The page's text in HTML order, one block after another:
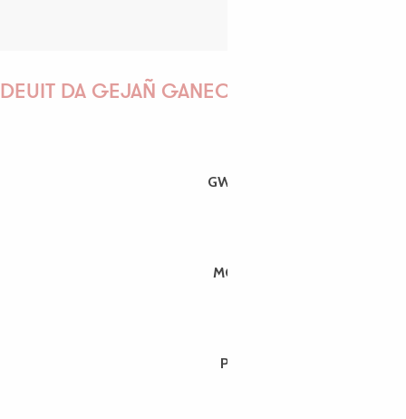
DEUIT DA GEJAÑ GANEOMP !
GWENAËLLE
MORGANE
PAULINE